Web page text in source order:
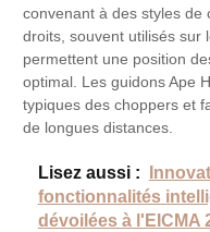
convenant à des styles de
droits, souvent utilisés sur
permettent une position
optimal. Les guidons Ape
typiques des choppers et
de longues distances.
Lisez aussi :
fonctionnalités
dévoilées à l'EICMA